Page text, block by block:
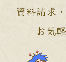
資料請求
お気